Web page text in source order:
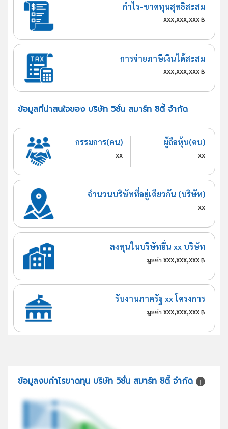
กำไร-ขาดทุนสุทธิสะสม
xxx,xxx,xxx฿
การจ่ายภาษีเงินได้สะสม
xxx,xxx,xxx฿
ข้อมูลที่น่าสนใจของ บริษัท วิชั่น สมาร์ท ซิตี้ จำกัด
กรรมการ(คน)
xx
ผู้ถือหุ้น(คน)
xx
จำนวนบริษัทที่อยู่เดียวกัน (บริษัท)
xx
ลงทุนในบริษัทอื่น xx บริษัท
มูลค่า xxx,xxx,xxx ฿
รับงานภาครัฐ xx โครงการ
มูลค่า xxx,xxx,xxx ฿
ข้อมูลงบกำไรขาดทุน บริษัท วิชั่น สมาร์ท ซิตี้ จำกัด